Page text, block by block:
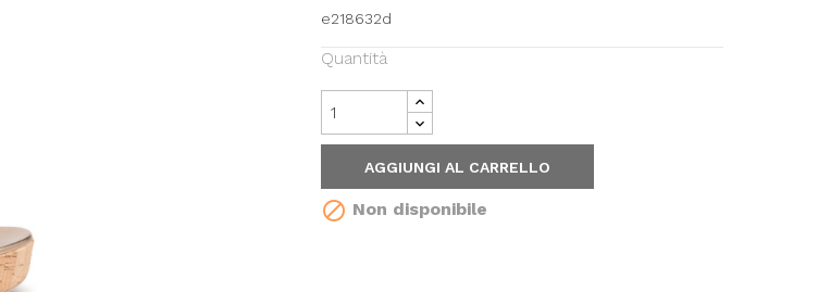
e218632d
Quantità
AGGIUNGI AL CARRELLO
 Non disponibile